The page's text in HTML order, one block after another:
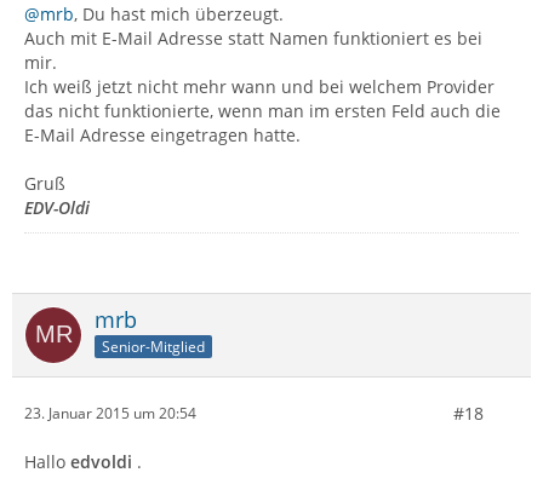
@mrb, Du hast mich überzeugt.
Auch mit E-Mail Adresse statt Namen funktioniert es bei
mir.
Ich weiß jetzt nicht mehr wann und bei welchem Provider
das nicht funktionierte, wenn man im ersten Feld auch die
E-Mail Adresse eingetragen hatte.
Gruß
EDV-Oldi
mrb
Senior-Mitglied
23. Januar 2015 um 20:54 #18
Hallo edvoldi .